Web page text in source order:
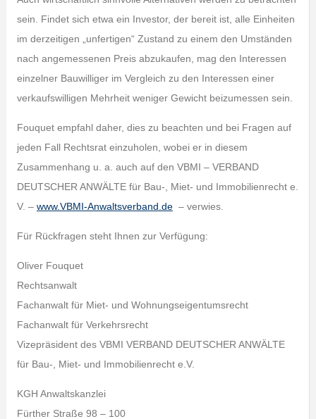
sein. Findet sich etwa ein Investor, der bereit ist, alle Einheiten
im derzeitigen „unfertigen“ Zustand zu einem den Umständen
nach angemessenen Preis abzukaufen, mag den Interessen
einzelner Bauwilliger im Vergleich zu den Interessen einer
verkaufswilligen Mehrheit weniger Gewicht beizumessen sein.
Fouquet empfahl daher, dies zu beachten und bei Fragen auf
jeden Fall Rechtsrat einzuholen, wobei er in diesem
Zusammenhang u. a. auch auf den VBMI – VERBAND
DEUTSCHER ANWÄLTE für Bau-, Miet- und Immobilienrecht e.
V. – www.VBMI-Anwaltsverband.de– verwies.
Für Rückfragen steht Ihnen zur Verfügung:
Oliver Fouquet
Rechtsanwalt
Fachanwalt für Miet- und Wohnungseigentumsrecht
Fachanwalt für Verkehrsrecht
Vizepräsident des VBMI VERBAND DEUTSCHER ANWÄLTE
für Bau-, Miet- und Immobilienrecht e.V.
KGH Anwaltskanzlei
Fürther Straße 98 – 100